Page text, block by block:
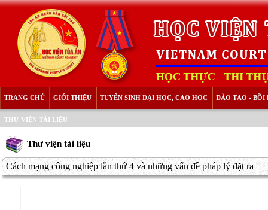
TRANG CHỦ GIỚI THIỆU TUYỂN SINH ĐẠI HỌC, CAO HỌC ĐÀO TẠO - BỒI
THƯ VIỆN TÀI LIỆU
Thư viện tài liệu
Cách mạng công nghiệp lần thứ 4 và những vấn đề pháp lý đặt ra